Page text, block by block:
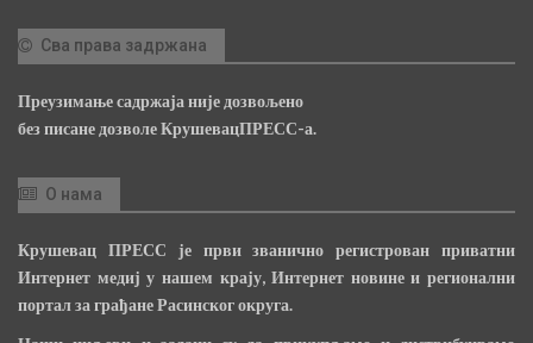
Сва права задржана
Преузимање садржаја није дозвољено
без писане дозволе КрушевацПРЕСС-а.
О нама
Крушевац ПРЕСС је први званично регистрован приватни
Интернет медиј у нашем крају, Интернет новине и регионални
портал за грађане Расинског округа.